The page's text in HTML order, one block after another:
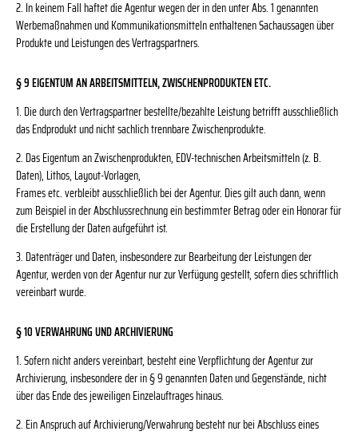
2. In keinem Fall haftet die Agentur wegen der in den unter Abs. 1 genannten
Werbemaßnahmen und Kommunikationsmitteln enthaltenen Sachaussagen über
Produkte und Leistungen des Vertragspartners.
§ 9 EIGENTUM AN ARBEITSMITTELN, ZWISCHENPRODUKTEN ETC.
1. Die durch den Vertragspartner bestellte/bezahlte Leistung betrifft ausschließlich
das Endprodukt und nicht sachlich trennbare Zwischenprodukte.
2. Das Eigentum an Zwischenprodukten, EDV-technischen Arbeitsmitteln (z. B.
Daten), Lithos, Layout-Vorlagen,
Frames etc. verbleibt ausschließlich bei der Agentur. Dies gilt auch dann, wenn
zum Beispiel in der Abschlussrechnung ein bestimmter Betrag oder ein Honorar für
die Erstellung der Daten aufgeführt ist.
3. Datenträger und Daten, insbesondere zur Bearbeitung der Leistungen der
Agentur, werden von der Agentur nur zur Verfügung gestellt, sofern dies schriftlich
vereinbart wurde.
§ 10 VERWAHRUNG UND ARCHIVIERUNG
1. Sofern nicht anders vereinbart, besteht eine Verpflichtung der Agentur zur
Archivierung, insbesondere der in § 9 genannten Daten und Gegenstände, nicht
über das Ende des jeweiligen Einzelauftrages hinaus.
2. Ein Anspruch auf Archivierung/Verwahrung besteht nur bei Abschluss eines